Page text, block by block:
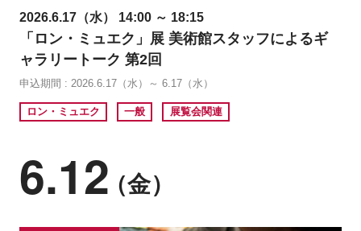
2026.6.17（水） 14:00 ～ 18:15
「ロン・ミュエク」展 美術館スタッフによるギ
ャラリートーク 第2回
申込期間 : 2026.6.17（水）～ 6.17（水）
ロン・ミュエク 一般 展覧会関連
6.12（金）